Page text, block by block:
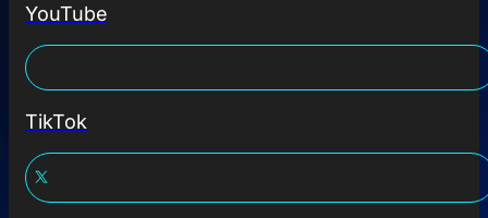
YouTube
TikTok